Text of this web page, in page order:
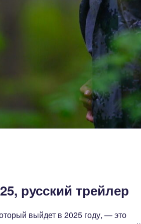
русский трейлер
выйдет в 2025 году, — это